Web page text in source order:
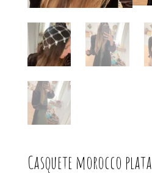
Casquete morocco plata